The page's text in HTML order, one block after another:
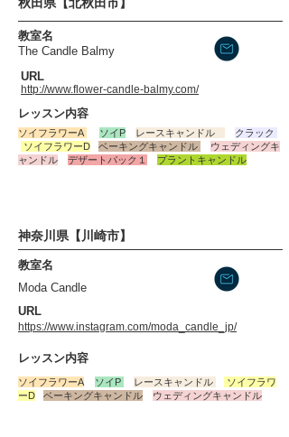
​教室名
The Candle Balmy
​URL
http://www.flower-candle-balmy.com/
​レッスン内容
ソイフラワーA ソイP レースキャンドル
クラック
​ソイフラワーD
ベーキングキャンドル
ウェディングキ
ャンドル
デザートパック１ プラントキャンドル
神奈川県【川崎市】
​教室名
Moda Candle
​URL
https://www.instagram.com/moda_candle_jp/
​レッスン内容
​ソイフラワーA ソイP レースキャンドル
​ソイフラワ
ーD
ベーキングキャンドル ウェディングキャンドル